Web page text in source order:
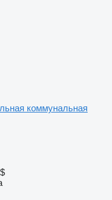
коммунальная